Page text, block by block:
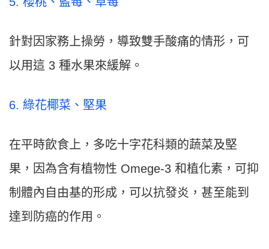
針對因家務上操勞，導致雙手酸痛的情形，可
以用這 3 種水果來緩解。
6. 綠花椰菜、堅果
在平時飲食上，多吃十字花科類的蔬菜及堅
果，因為含有植物性 Omege-3 和植化素，可抑
制體內自由基的形成，可以抗發炎，甚至能到
達到防癌的作用。